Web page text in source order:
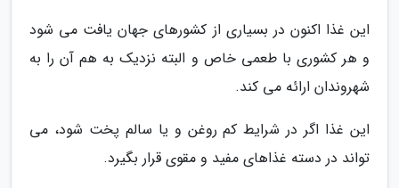
این غذا اکنون در بسیاری از کشورهای جهان یافت می شود
و هر کشوری با طعمی خاص و البته نزدیک به هم آن را به
شهروندان ارائه می کند.
این غذا اگر در شرایط کم روغن و یا سالم پخت شود، می
تواند در دسته غذاهای مفید و مقوی قرار بگیرد.